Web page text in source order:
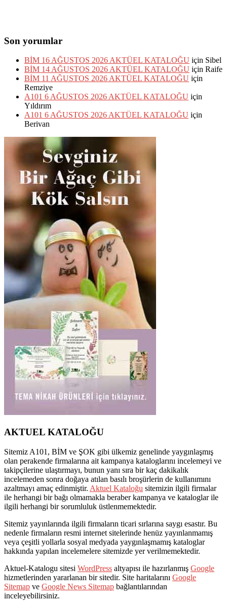
Son yorumlar
BİM 16 AĞUSTOS 2026 AKTÜEL KATALOĞU için Sibel
BİM 14 AĞUSTOS 2026 AKTÜEL KATALOĞU için Raife
BİM 11 AĞUSTOS 2026 AKTÜEL KATALOĞU için
Remziye
A101 6 AĞUSTOS 2026 AKTÜEL KATALOĞU için
Yıldırım
A101 6 AĞUSTOS 2026 AKTÜEL KATALOĞU için
Berivan
AKTUEL KATALOĞU
Sitemiz A101, BİM ve ŞOK gibi ülkemiz genelinde yaygınlaşmış
olan perakende firmalarına ait kampanya kataloglarını incelemeyi ve
takipçilerine ulaştırmayı, bunun yanı sıra bir kaç dakikalık
incelemeden sonra doğaya atılan basılı broşürlerin de kullanımını
azaltmayı amaç edinmiştir. Aktuel Kataloğu sitemizin ilgili firmalar
ile herhangi bir bağı olmamakla beraber kampanya ve kataloglar ile
ilgili herhangi bir sorumluluk üstlenmemektedir.
Sitemiz yayınlarında ilgili firmaların ticari sırlarına saygı esastır. Bu
nedenle firmaların resmi internet sitelerinde henüz yayınlanmamış
veya çeşitli yollarla sosyal medyada yaygınlaşmamış kataloglar
hakkında yapılan incelemelere sitemizde yer verilmemektedir.
Aktuel-Katalogu sitesi WordPress altyapısı ile hazırlanmış Google
hizmetlerinden yararlanan bir sitedir. Site haritalarını Google
Sitemap ve Google News Sitemap bağlantılarından
inceleyebilirsiniz.